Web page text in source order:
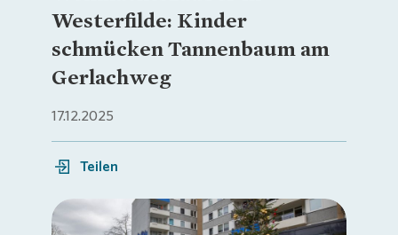
Mein Zuhause
Meine Stadt
Login
Westerfilde: Kinder
schmücken Tannenbaum am
Gerlachweg
17.12.2025
Teilen